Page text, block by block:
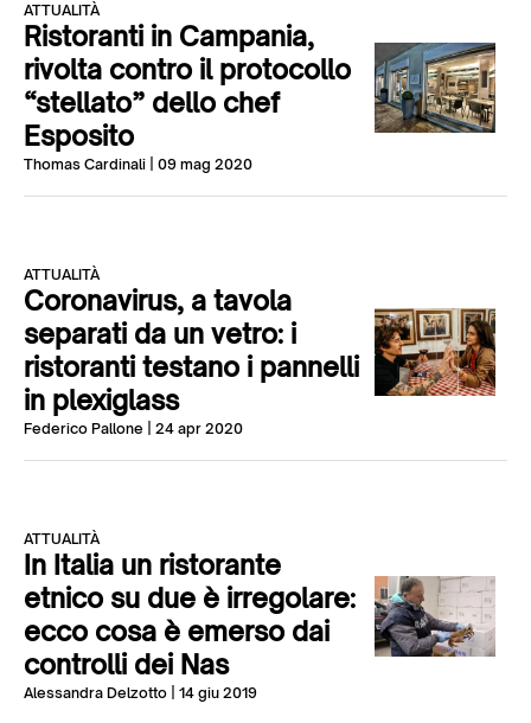
Chi siamo
Contatti
ATTUALITÀ
Ristoranti in Campania,
rivolta contro il protocollo
“stellato” dello chef
Esposito
Thomas Cardinali | 09 mag 2020
ATTUALITÀ
Coronavirus, a tavola
separati da un vetro: i
ristoranti testano i pannelli
in plexiglass
Federico Pallone | 24 apr 2020
ATTUALITÀ
In Italia un ristorante
etnico su due è irregolare:
ecco cosa è emerso dai
controlli dei Nas
Alessandra Delzotto | 14 giu 2019